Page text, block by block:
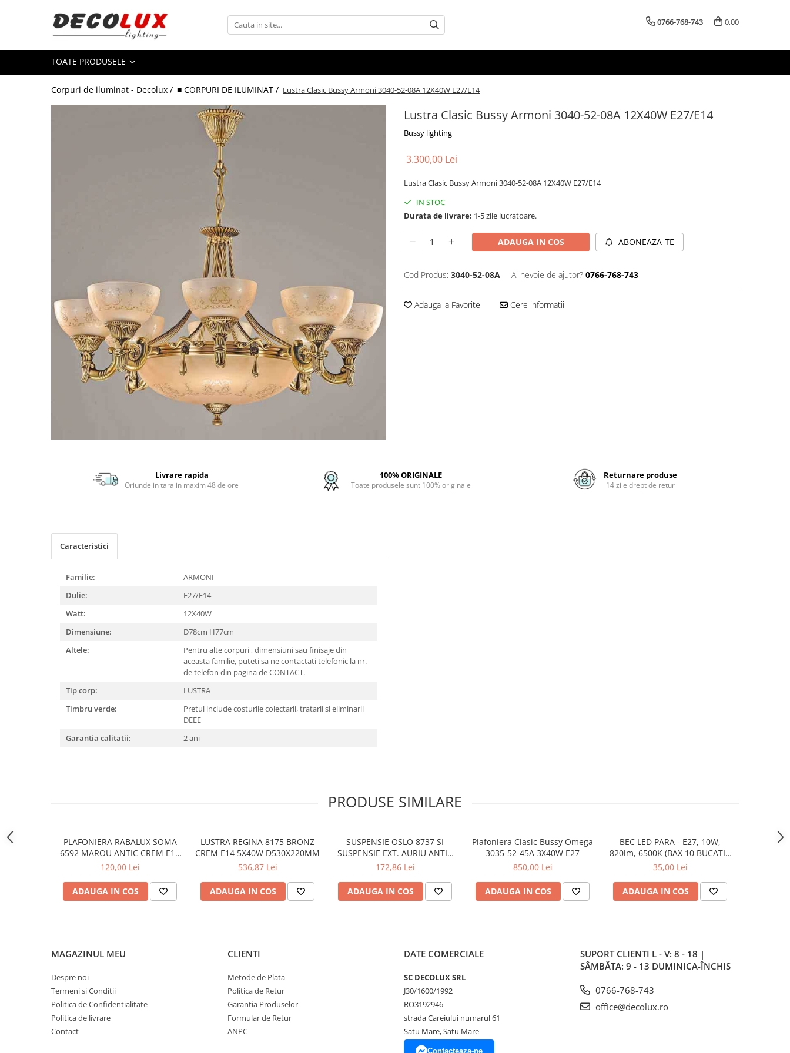
Toate Produsele
■ ILUMINAT DE INTERIOR
CANDELABRE & PENDULE CLASICE
APLICE CLASICE
PLAFONIERE MODERNE
VEIOZE MODERNE
LAMPADARE MODERNE
SUSPENSII CU LED
PLAFONIERE CU LED
PLAFONIERE VINTAGE
PLAFONIERE COPII
SPOTURI APLICATE
LAMPADARE CRISTAL
VEIOZA VINTAGE
LAMPI SOLARE
PROIECTOARE
■ ILUMINAT TEHNIC
PLAFONIERE & LAMPI LED
SPOTURI INCASTRATE
SPOTURI PE SINA & ACCESORII
SPOTURI APLICATE SI SUSPENSII
LAMPI EMERGENTA
BANDA LED & ACCESORII
0766-768-743 0,00
TOATE PRODUSELE
Corpuri de iluminat - Decolux / ■ CORPURI DE ILUMINAT / Lustra Clasic Bussy Armoni 3040-52-08A 12X40W E27/E14
Lustra Clasic Bussy Armoni 3040-52-08A 12X40W E27/E14
Bussy lighting
3.300,00 Lei
Lustra Clasic Bussy Armoni 3040-52-08A 12X40W E27/E14
IN STOC
Durata de livrare: 1-5 zile lucratoare.
ADAUGA IN COS ABONEAZA-TE
Cod Produs: 3040-52-08A Ai nevoie de ajutor? 0766-768-743
Adauga la Favorite Cere informatii
Livrare rapida
Oriunde in tara in maxim 48 de ore
100% ORIGINALE
Toate produsele sunt 100% originale
Returnare produse
14 zile drept de retur
Caracteristici
Familie:
ARMONI
Dulie:
E27/E14
Watt:
12X40W
Dimensiune:
D78cm H77cm
Altele:
Pentru alte corpuri , dimensiuni sau finisaje din
aceasta familie, puteti sa ne contactati telefonic la nr.
de telefon din pagina de CONTACT.
Tip corp:
LUSTRA
Timbru verde:
Pretul include costurile colectarii, tratarii si eliminarii
DEEE
Garantia calitatii:
2 ani
PRODUSE SIMILARE
PLAFONIERA RABALUX SOMA
6592 MAROU ANTIC CREM E14
2X40W 350MM
120,00 Lei
ADAUGA IN COS
LUSTRA REGINA 8175 BRONZ
CREM E14 5X40W D530X220MM
536,87 Lei
ADAUGA IN COS
SUSPENSIE OSLO 8737 SI
SUSPENSIE EXT. AURIU ANTIC
TRANSPARENT E27 1X60W
172,86 Lei
ADAUGA IN COS
Plafoniera Clasic Bussy Omega
3035-52-45A 3X40W E27
850,00 Lei
ADAUGA IN COS
BEC LED PARA - E27, 10W,
820lm, 6500K (BAX 10 BUCATI -
35LEI)
35,00 Lei
ADAUGA IN COS
MAGAZINUL MEU
Despre noi
Termeni si Conditii
Politica de Confidentialitate
Politica de livrare
Contact
CLIENTI
Metode de Plata
Politica de Retur
Garantia Produselor
Formular de Retur
ANPC
DATE COMERCIALE
SC DECOLUX SRL
J30/1600/1992
RO3192946
strada Careiului numarul 61
Satu Mare, Satu Mare
Contacteaza-ne
SUPORT CLIENTI L - V: 8 - 18 |
SÂMBĂTA: 9 - 13 DUMINICA-ÎNCHIS
0766-768-743
office@decolux.ro